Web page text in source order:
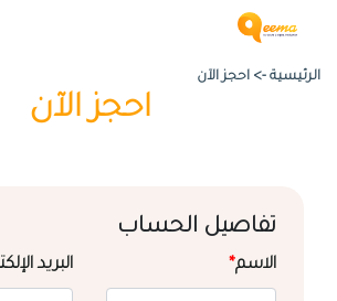
الرئيسية -> احجز الآن
احجز الآن
تفاصيل الحساب
الاسم* البريد